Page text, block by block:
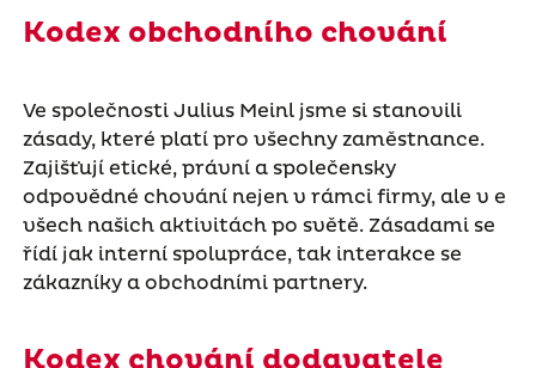
Kodex obchodního chování
Ve společnosti Julius Meinl jsme si stanovili
zásady, které platí pro všechny zaměstnance.
Zajišťují etické, právní a společensky
odpovědné chování nejen v rámci firmy, ale v e
všech našich aktivitách po světě. Zásadami se
řídí jak interní spolupráce, tak interakce se
zákazníky a obchodními partnery.
Kodex chování dodavatele